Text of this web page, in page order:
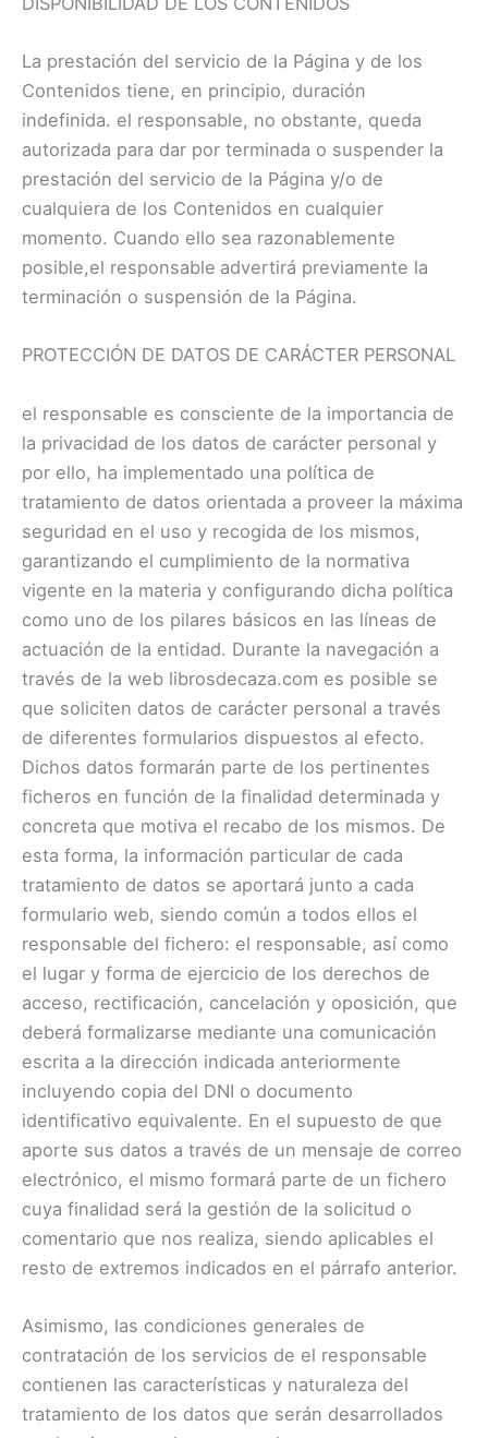
La prestación del servicio de la Página y de los
Contenidos tiene, en principio, duración
indefinida. el responsable, no obstante, queda
autorizada para dar por terminada o suspender la
prestación del servicio de la Página y/o de
cualquiera de los Contenidos en cualquier
momento. Cuando ello sea razonablemente
posible,el responsable advertirá previamente la
terminación o suspensión de la Página.
PROTECCIÓN DE DATOS DE CARÁCTER PERSONAL
el responsable es consciente de la importancia de
la privacidad de los datos de carácter personal y
por ello, ha implementado una política de
tratamiento de datos orientada a proveer la máxima
seguridad en el uso y recogida de los mismos,
garantizando el cumplimiento de la normativa
vigente en la materia y configurando dicha política
como uno de los pilares básicos en las líneas de
actuación de la entidad. Durante la navegación a
través de la web librosdecaza.com es posible se
que soliciten datos de carácter personal a través
de diferentes formularios dispuestos al efecto.
Dichos datos formarán parte de los pertinentes
ficheros en función de la finalidad determinada y
concreta que motiva el recabo de los mismos. De
esta forma, la información particular de cada
tratamiento de datos se aportará junto a cada
formulario web, siendo común a todos ellos el
responsable del fichero: el responsable, así como
el lugar y forma de ejercicio de los derechos de
acceso, rectificación, cancelación y oposición, que
deberá formalizarse mediante una comunicación
escrita a la dirección indicada anteriormente
incluyendo copia del DNI o documento
identificativo equivalente. En el supuesto de que
aporte sus datos a través de un mensaje de correo
electrónico, el mismo formará parte de un fichero
cuya finalidad será la gestión de la solicitud o
comentario que nos realiza, siendo aplicables el
resto de extremos indicados en el párrafo anterior.
Asimismo, las condiciones generales de
contratación de los servicios de el responsable
contienen las características y naturaleza del
tratamiento de los datos que serán desarrollados